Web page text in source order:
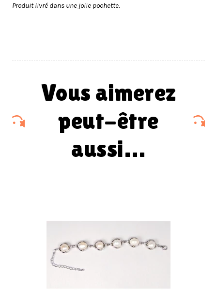
Produit livré dans une jolie pochette.
vous aimerez
peut-être
aussi…